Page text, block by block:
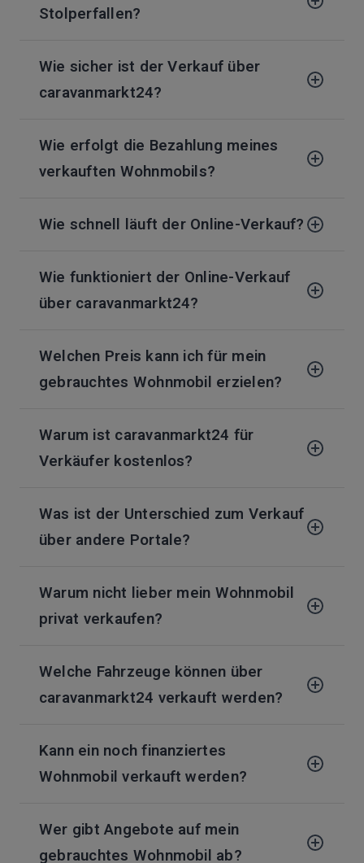
Stolperfallen?
Wie sicher ist der Verkauf über
caravanmarkt24?
Wie erfolgt die Bezahlung meines
verkauften Wohnmobils?
Wie schnell läuft der Online-Verkauf?
Wie funktioniert der Online-Verkauf
über caravanmarkt24?
Welchen Preis kann ich für mein
gebrauchtes Wohnmobil erzielen?
Warum ist caravanmarkt24 für
Verkäufer kostenlos?
Was ist der Unterschied zum Verkauf
über andere Portale?
Warum nicht lieber mein Wohnmobil
privat verkaufen?
Welche Fahrzeuge können über
caravanmarkt24 verkauft werden?
Kann ein noch finanziertes
Wohnmobil verkauft werden?
Wer gibt Angebote auf mein
gebrauchtes Wohnmobil ab?